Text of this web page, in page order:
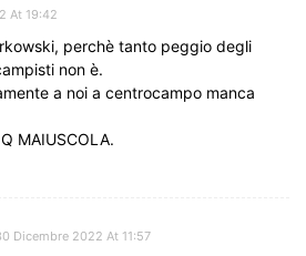
At 19:42
perchè tanto peggio degli
non è.
a noi a centrocampo manca
MAIUSCOLA.
Dicembre 2022 At 11:57